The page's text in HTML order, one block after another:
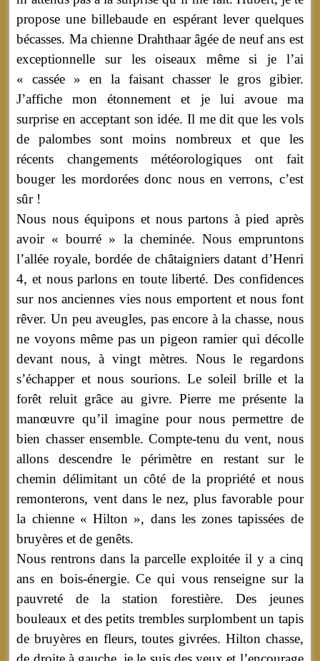
propose une billebaude en espérant lever quelques
bécasses. Ma chienne Drahthaar âgée de neuf ans est
exceptionnelle sur les oiseaux même si je l’ai
« cassée » en la faisant chasser le gros gibier.
J’affiche mon étonnement et je lui avoue ma
surprise en acceptant son idée. Il me dit que les vols
de palombes sont moins nombreux et que les
récents changements météorologiques ont fait
bouger les mordorées donc nous en verrons, c’est
sûr !
Nous nous équipons et nous partons à pied après
avoir « bourré » la cheminée. Nous empruntons
l’allée royale, bordée de châtaigniers datant d’Henri
4, et nous parlons en toute liberté. Des confidences
sur nos anciennes vies nous emportent et nous font
rêver. Un peu aveugles, pas encore à la chasse, nous
ne voyons même pas un pigeon ramier qui décolle
devant nous, à vingt mètres. Nous le regardons
s’échapper et nous sourions. Le soleil brille et la
forêt reluit grâce au givre. Pierre me présente la
manœuvre qu’il imagine pour nous permettre de
bien chasser ensemble. Compte-tenu du vent, nous
allons descendre le périmètre en restant sur le
chemin délimitant un côté de la propriété et nous
remonterons, vent dans le nez, plus favorable pour
la chienne « Hilton », dans les zones tapissées de
bruyères et de genêts.
Nous rentrons dans la parcelle exploitée il y a cinq
ans en bois-énergie. Ce qui vous renseigne sur la
pauvreté de la station forestière. Des jeunes
bouleaux et des petits trembles surplombent un tapis
de bruyères en fleurs, toutes givrées. Hilton chasse,